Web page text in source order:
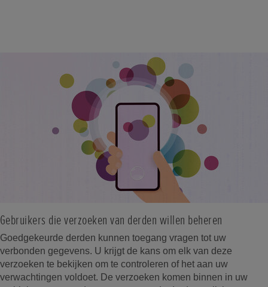
Gebruikers die verzoeken van derden willen beheren
Goedgekeurde derden kunnen toegang vragen tot uw
verbonden gegevens. U krijgt de kans om elk van deze
verzoeken te bekijken om te controleren of het aan uw
verwachtingen voldoet. De verzoeken komen binnen in uw